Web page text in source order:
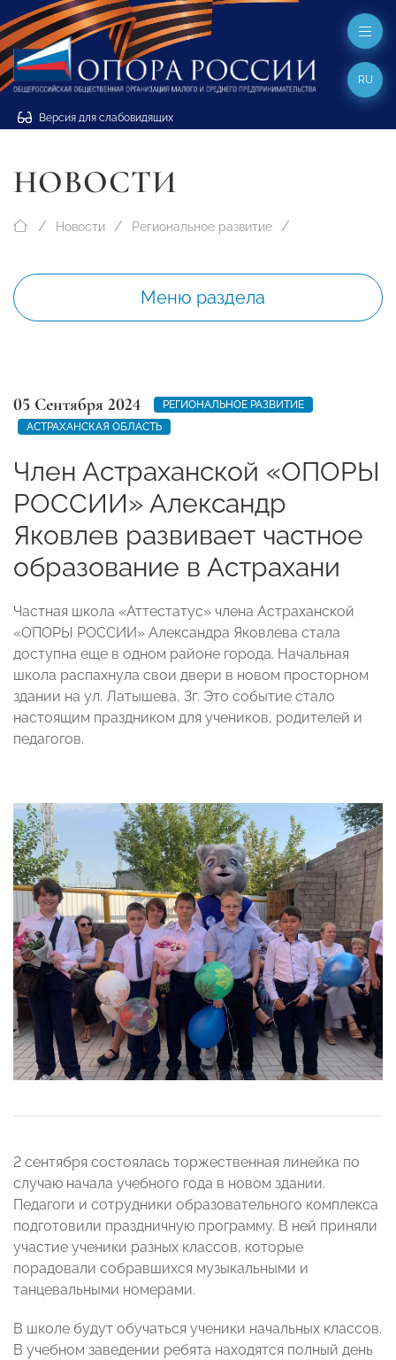
Версия для слабовидящих
RU
НОВОСТИ
Новости Региональное развитие
Меню раздела
05 Сентября 2024
РЕГИОНАЛЬНОЕ РАЗВИТИЕ
АСТРАХАНСКАЯ ОБЛАСТЬ
Член Астраханской «ОПОРЫ
РОССИИ» Александр
Яковлев развивает частное
образование в Астрахани
Частная школа «Аттестатус» члена Астраханской
«ОПОРЫ РОССИИ» Александра Яковлева стала
доступна еще в одном районе города. Начальная
школа распахнула свои двери в новом просторном
здании на ул. Латышева, 3г. Это событие стало
настоящим праздником для учеников, родителей и
педагогов.
2 сентября состоялась торжественная линейка по
случаю начала учебного года в новом здании.
Педагоги и сотрудники образовательного комплекса
подготовили праздничную программу. В ней приняли
участие ученики разных классов, которые
порадовали собравшихся музыкальными и
танцевальными номерами.
В школе будут обучаться ученики начальных классов.
В учебном заведении ребята находятся полный день